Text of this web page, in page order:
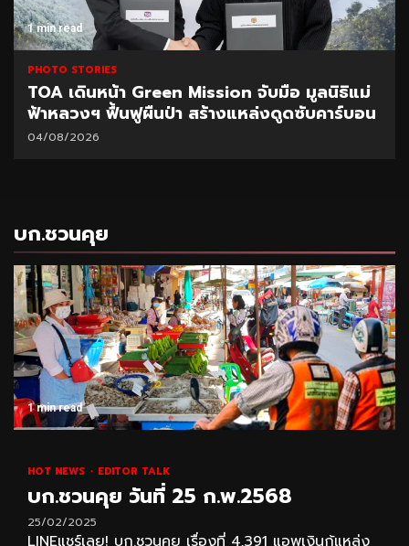
1 min read
PHOTO STORIES
CEO นำทีมผู้บริหาร BAM ลุยพื้นที่สำนักงานภูเก็ต
มอบนโยบายเร่งบริหารหนี้ – จำหน่ายทรัพย์
31/07/2026
บก.ชวนคุย
1 min read
HOT NEWS EDITOR TALK
บก.ชวนคุย วันที่ 25 ก.พ.2568
25/02/2025